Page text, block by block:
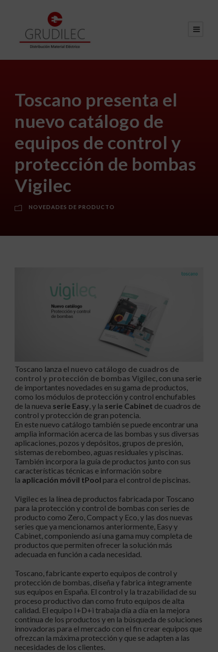
Toscano presenta el
nuevo catálogo de
equipos de control y
protección de bombas
Vigilec
NOVEDADES DE PRODUCTO
Toscano lanza el nuevo catálogo de cuadros de
control y protección de bombas Vigilec, con una serie
de importantes novedades en su gama de productos,
como los módulos de protección y control enchufables
de la nueva serie Easy, y la serie Cabinet de cuadros de
control y protección de gran potencia.
En este nuevo catálogo también se puede encontrar una
amplia información acerca de las bombas y sus diversas
aplicaciones, pozos y depósitos, grupos de presión,
sistemas de rebombeo, aguas residuales y piscinas.
También incorpora la guía de productos junto con sus
características técnicas e información sobre
la aplicación móvil tPool para el control de piscinas.
Vigilec es la línea de productos fabricada por Toscano
para la protección y control de bombas con series de
producto como Zero, Compact y Eco, y las dos nuevas
series que ya mencionamos anteriormente, Easy y
Cabinet, componiendo así una gama muy completa de
productos que permiten ofrecer la solución más
adecuada en función a cada necesidad.
Toscano, fabricante experto equipos de control y
protección de bombas, diseña y fabrica íntegramente
sus equipos en España. El control y la trazabilidad de su
proceso productivo dan como fruto equipos de alta
calidad. El equipo I+D+i trabaja día a día en la mejora
continua de los productos y en la búsqueda de soluciones
innovadoras para el mercado con el fin crear equipos que
ofrezcan la máxima protección y que se adapten a las
necesidades de los clientes.